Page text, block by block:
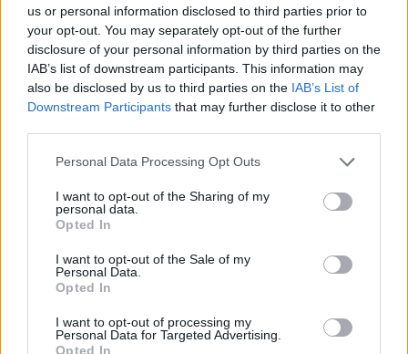
us or personal information disclosed to third parties prior to
your opt-out. You may separately opt-out of the further
disclosure of your personal information by third parties on the
IAB’s list of downstream participants. This information may
also be disclosed by us to third parties on the IAB’s List of
Downstream Participants that may further disclose it to other
Personal Data Processing Opt Outs
I want to opt-out of the Sharing of my
personal data.
Opted In
I want to opt-out of the Sale of my
Personal Data.
Opted In
I want to opt-out of processing my
Personal Data for Targeted Advertising.
Opted In
Kokią muziką grojate vargonais? Kokie
virtuvės įrankiai tampa kitais
instrumentais?
Beveik viskas, kas yra mano pagamintoje
Todėl gaminti savo daiktus ir yra taip
nuostabu – viską gali ištobulinti taip, kad
aplink turėtum tai, ko tau reikia. Instrumentai
man yra šaukštai, vanduo ir net valgymo
įrankių stalčius, kurį naudoju kaips perkusijos
instrumentą – barškutį.